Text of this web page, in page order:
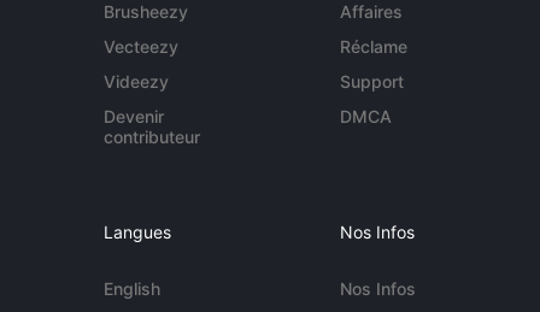
Brusheezy
Vecteezy
Videezy
Devenir
contributeur
Affaires
Réclame
Support
DMCA
Langues
English
Nos Infos
Nos Infos